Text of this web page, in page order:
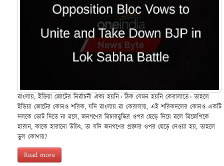
বাংলায়, ইন্ডিয়া জোটের নির্বাচনী ঐক্য হয়নি। ঠিক যেমন হয়নি কেরালাতে। তাহলে
ইন্ডিয়া জোটের কোনও শরিক, যদি বাংলায় বা কেরালায়, এই শরিকদলের কোনও একটি
দলকে ভোট দিতে না বলে, জনগণের বিচারবুদ্ধির ওপর ছেড়ে দিয়ে বলে বিজেপিকে
হারান, কাকে হারানো উচিৎ, তা যদি জনগণের প্রজ্ঞার ওপর ছেড়ে দেওয়া হয়, তাহলে
ভুল কোথায়?
Read more